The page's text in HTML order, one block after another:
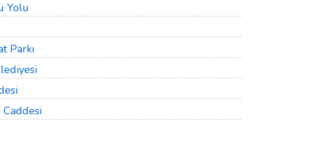
Yolu
Parkı
Caddesi